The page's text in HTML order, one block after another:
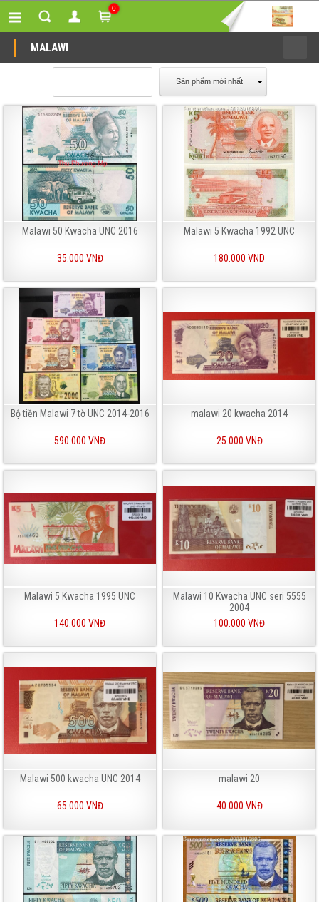
0
MALAWI
Sản phẩm mới nhất
Malawi 50 Kwacha UNC 2016
35.000 VNĐ
Malawi 5 Kwacha 1992 UNC
180.000 VND
Bộ tiền Malawi 7 tờ UNC 2014-2016
590.000 VNĐ
malawi 20 kwacha 2014
25.000 VNĐ
Malawi 5 Kwacha 1995 UNC
140.000 VNĐ
Malawi 10 Kwacha UNC seri 5555
2004
100.000 VNĐ
Malawi 500 kwacha UNC 2014
65.000 VNĐ
malawi 20
40.000 VNĐ